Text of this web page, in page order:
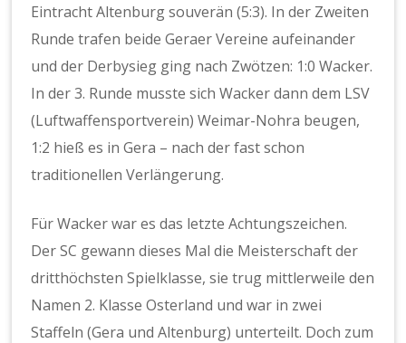
Eintracht Altenburg souverän (5:3). In der Zweiten
Runde trafen beide Geraer Vereine aufeinander
und der Derbysieg ging nach Zwötzen: 1:0 Wacker.
In der 3. Runde musste sich Wacker dann dem LSV
(Luftwaffensportverein) Weimar-Nohra beugen,
1:2 hieß es in Gera – nach der fast schon
traditionellen Verlängerung.
Für Wacker war es das letzte Achtungszeichen.
Der SC gewann dieses Mal die Meisterschaft der
dritthöchsten Spielklasse, sie trug mittlerweile den
Namen 2. Klasse Osterland und war in zwei
Staffeln (Gera und Altenburg) unterteilt. Doch zum